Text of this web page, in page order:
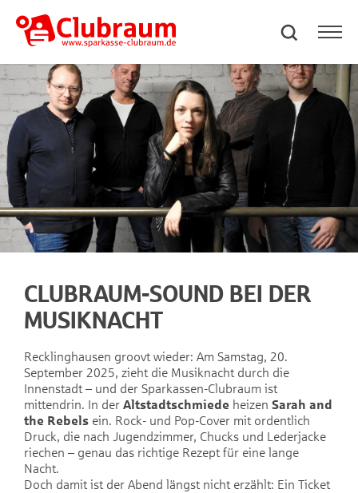
CLUBRAUM-SOUND BEI DER
MUSIKNACHT
Recklinghausen groovt wieder: Am Samstag, 20.
September 2025, zieht die Musiknacht durch die
Innenstadt – und der Sparkassen-Clubraum ist
mittendrin. In der Altstadtschmiede heizen Sarah and
the Rebels ein. Rock- und Pop-Cover mit ordentlich
Druck, die nach Jugendzimmer, Chucks und Lederjacke
riechen – genau das richtige Rezept für eine lange
Nacht.
Doch damit ist der Abend längst nicht erzählt: Ein Ticket